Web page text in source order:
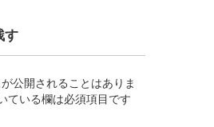
す
公開されることはありま
ている欄は必須項目です